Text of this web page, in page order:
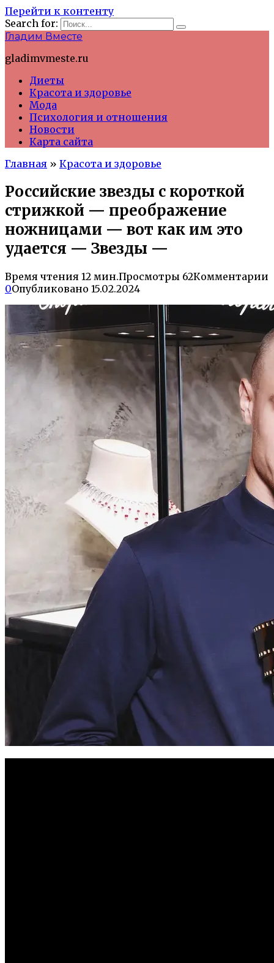
Перейти к контенту
Search for:
Гладим Вместе
gladimvmeste.ru
Диеты
Красота и здоровье
Мода
Психология и отношения
Новости
Карта сайта
Главная » Красота и здоровье
Российские звезды с короткой
стрижкой — преображение
ножницами — вот как им это
удается — Звезды —
Время чтения 12 мин.Просмотры 62Комментарии
0Опубликовано 15.02.2024